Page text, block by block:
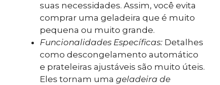
suas necessidades. Assim, você evita
comprar uma geladeira que é muito
pequena ou muito grande.
Funcionalidades Específicas: Detalhes
como descongelamento automático
e prateleiras ajustáveis são muito úteis.
Eles tornam uma geladeira de